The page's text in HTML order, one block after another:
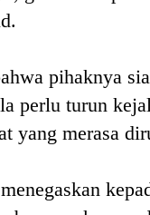
pihaknya
perlu turun
yang merasa